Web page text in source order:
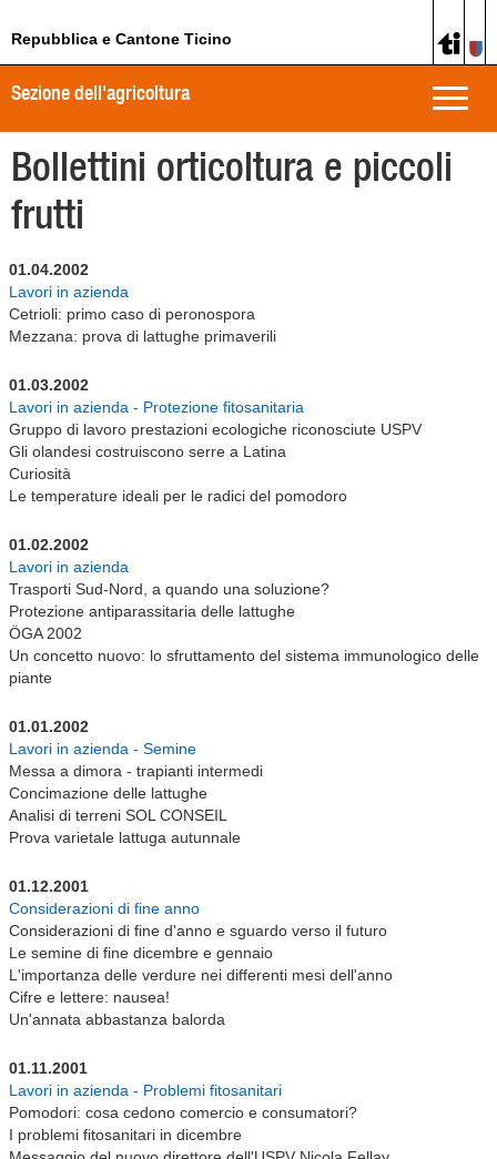
Repubblica e Cantone Ticino
Toggle
Sezione dell'agricoltura
Bollettini orticoltura e piccoli
frutti
01.04.2002
Lavori in azienda
Cetrioli: primo caso di peronospora
Mezzana: prova di lattughe primaverili
01.03.2002
Lavori in azienda - Protezione fitosanitaria
Gruppo di lavoro prestazioni ecologiche riconosciute USPV
Gli olandesi costruiscono serre a Latina
Curiosità
Le temperature ideali per le radici del pomodoro
01.02.2002
Lavori in azienda
Trasporti Sud-Nord, a quando una soluzione?
Protezione antiparassitaria delle lattughe
ÖGA 2002
Un concetto nuovo: lo sfruttamento del sistema immunologico delle
piante
01.01.2002
Lavori in azienda - Semine
Messa a dimora - trapianti intermedi
Concimazione delle lattughe
Analisi di terreni SOL CONSEIL
Prova varietale lattuga autunnale
01.12.2001
Considerazioni di fine anno
Considerazioni di fine d'anno e sguardo verso il futuro
Le semine di fine dicembre e gennaio
L'importanza delle verdure nei differenti mesi dell'anno
Cifre e lettere: nausea!
Un'annata abbastanza balorda
01.11.2001
Lavori in azienda - Problemi fitosanitari
Pomodori: cosa cedono comercio e consumatori?
I problemi fitosanitari in dicembre